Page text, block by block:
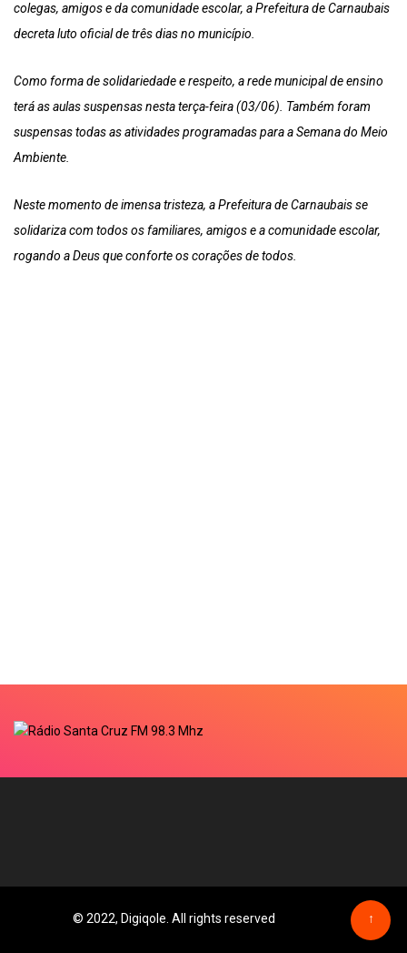
colegas, amigos e da comunidade escolar, a Prefeitura de Carnaubais
decreta luto oficial de três dias no município.
Como forma de solidariedade e respeito, a rede municipal de ensino
terá as aulas suspensas nesta terça-feira (03/06). Também foram
suspensas todas as atividades programadas para a Semana do Meio
Ambiente.
Neste momento de imensa tristeza, a Prefeitura de Carnaubais se
solidariza com todos os familiares, amigos e a comunidade escolar,
rogando a Deus que conforte os corações de todos.
© 2022, Digiqole. All rights reserved ↑